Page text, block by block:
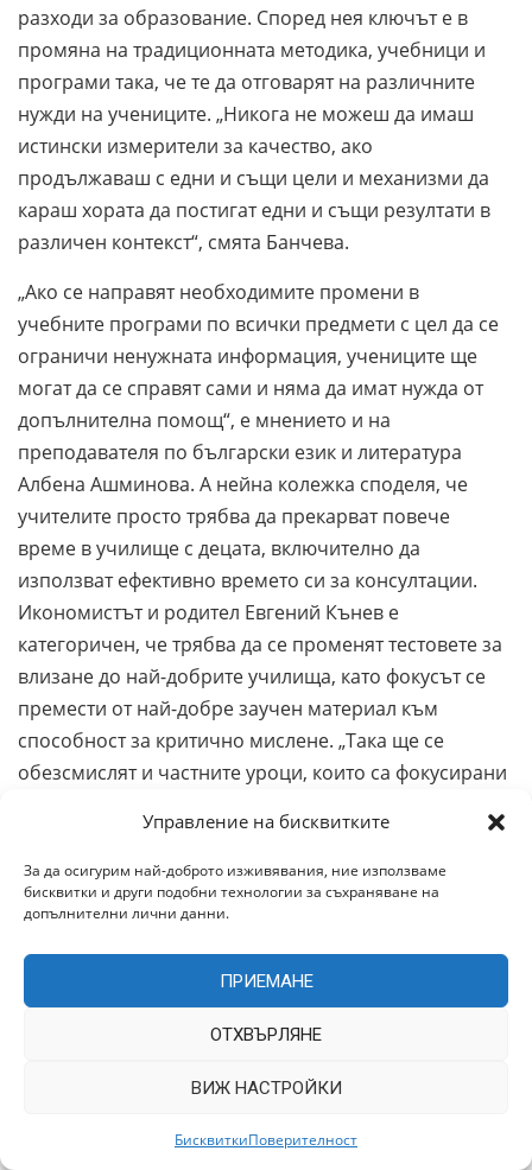
Управление на бисквитките
За да осигурим най-доброто изживявания, ние използваме
бисквитки и други подобни технологии за съхраняване на
допълнителни лични данни.
ПРИЕМАНЕ
ОТХВЪРЛЯНЕ
ВИЖ НАСТРОЙКИ
БисквиткиПоверителност
разходи за образование. Според нея ключът е в
промяна на традиционната методика, учебници и
програми така, че те да отговарят на различните
нужди на учениците. „Никога не можеш да имаш
истински измерители за качество, ако
продължаваш с едни и същи цели и механизми да
караш хората да постигат едни и същи резултати в
различен контекст“, смята Банчева.
„Ако се направят необходимите промени в
учебните програми по всички предмети с цел да се
ограничи ненужната информация, учениците ще
могат да се справят сами и няма да имат нужда от
допълнителна помощ“, е мнението и на
преподавателя по български език и литература
Албена Ашминова. А нейна колежка споделя, че
учителите просто трябва да прекарват повече
време в училище с децата, включително да
използват ефективно времето си за консултации.
Икономистът и родител Евгений Кънев е
категоричен, че трябва да се променят тестовете за
влизане до най-добрите училища, като фокусът се
премести от най-добре заучен материал към
способност за критично мислене. „Така ще се
обезсмислят и частните уроци, които са фокусирани
които, ако бъдат успешно възпроизведени по
време на матурите или изпитите, гарантират
бизнеса на частния учител“, допълва Кънев.
Добрите пожелания в закона няма как да станат
реалност и без няколко непопулярни мерки, които
досега нито един министър на образованието не е
имал смелостта да подхване. Те минават през
сблъсък със силния учителски синдикат, който
и огромна част от учителите. Минават през